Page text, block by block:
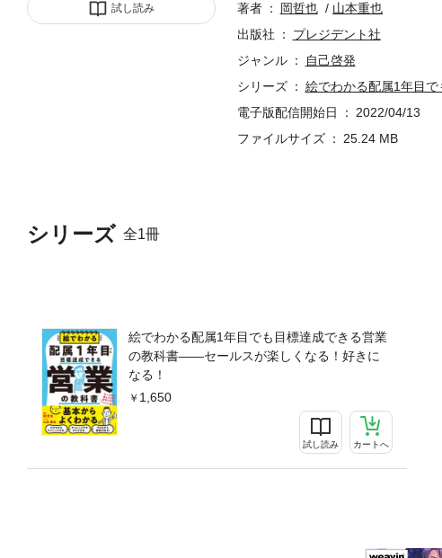
試し読み
シリーズ 全1冊
絵でわかる配属1年目でも目標達成できる営業
の教科書――セールスが楽しくなる！好きに
なる！
1,650
試し読み カートへ
何年目でも、すべてのセールスパ
これを見て、セールス大好きにな
報堂に入社。その後、2003年にプ
には225件の契約をとり、以降毎年
年には2位となる。2009年には営業
プ）。その後、支社長に就任。営
賞2004年 日本出版美術家連盟 新
して日ごろ大切にしたいこと
著者 岡哲也
山本重也
出版社
プレジデント社
ジャンル
自己啓発
シリーズ
絵でわかる配属1年目
電子版配信開始日
2022/04/13
ファイルサイズ
25.24 MB